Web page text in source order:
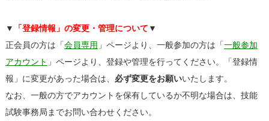
▼ 「登録情報」の変更・管理について ▼
正会員の方は「会員専用 」ページより、一般参加の方は「一般参加
アカウント 」ページより、登録や管理を行ってください。「登録情
報」に変更があった場合は、 必ず変更をお願いいたします。
なお、一般の方でアカウントを保有しているか不明な場合は、技能
試験事務局までお問い合わせください。